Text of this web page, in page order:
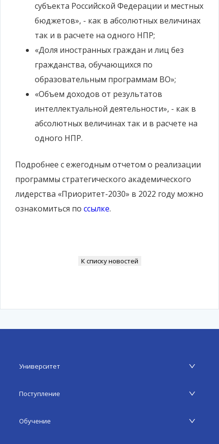
субъекта Российской Федерации и местных
бюджетов», - как в абсолютных величинах
так и в расчете на одного НПР;
«Доля иностранных граждан и лиц без
гражданства, обучающихся по
образовательным программам ВО»;
«Объем доходов от результатов
интеллектуальной деятельности», - как в
абсолютных величинах так и в расчете на
одного НПР.
Подробнее с ежегодным отчетом о реализации
программы стратегического академического
лидерства «Приоритет-2030» в 2022 году можно
ознакомиться по ссылке.
К списку новостей
Университет
Поступление
Обучение